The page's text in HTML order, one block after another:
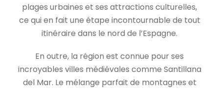
plages urbaines et ses attractions culturelles,
ce qui en fait une étape incontournable de tout
itinéraire dans le nord de l’Espagne.
En outre, la région est connue pour ses
incroyables villes médiévales comme Santillana
del Mar. Le mélange parfait de montagnes et